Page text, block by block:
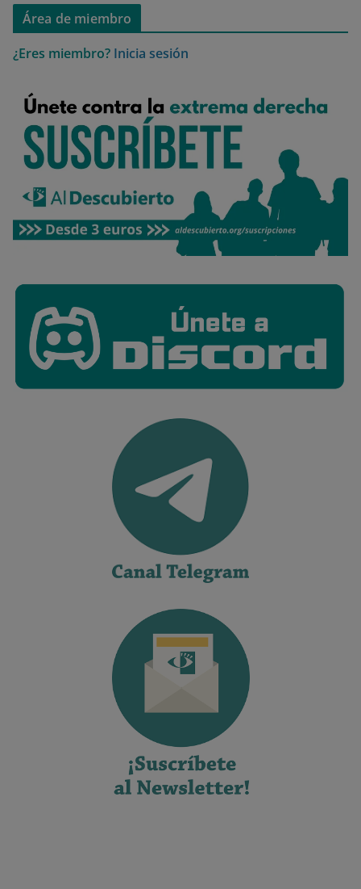
Área de miembro
¿Eres miembro? Inicia sesión